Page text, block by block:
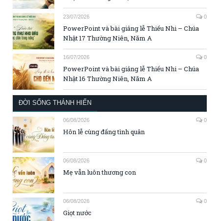
23/07/2026 0
PowerPoint và bài giảng lễ Thiếu Nhi – Chúa
Nhật 17 Thường Niên, Năm A
16/07/2026 0
PowerPoint và bài giảng lễ Thiếu Nhi – Chúa
Nhật 16 Thường Niên, Năm A
ĐỜI SỐNG THÁNH HIẾN
06/08/2026 0
Hôn lễ cùng đấng tình quân
06/08/2026 0
Mẹ vẫn luôn thương con
06/08/2026 0
Giọt nước